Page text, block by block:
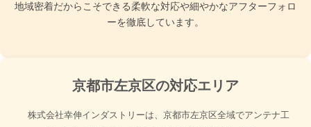
地域密着だからこそできる柔軟な対応や細やかなアフターフォロ
ーを徹底しています。
京都市左京区の対応エリア
株式会社幸伸インダストリーは、京都市左京区全域でアンテナ工